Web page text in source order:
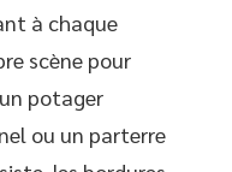
à chaque
scène pour
potager
ou un parterre